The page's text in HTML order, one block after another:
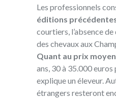
Les professionnels
éditions
courtiers, l’absence
des chevaux aux
Quant au prix
ans, 30 à 35.000
explique un éleveur.
étrangers resteront